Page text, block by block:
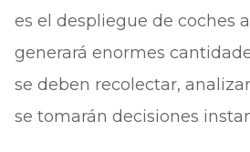
es el despliegue de coches
generará enormes
se deben recolectar,
se tomarán decisiones